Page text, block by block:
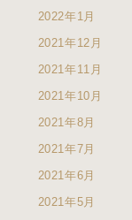
2022年1月
2021年12月
2021年11月
2021年10月
2021年8月
2021年7月
2021年6月
2021年5月